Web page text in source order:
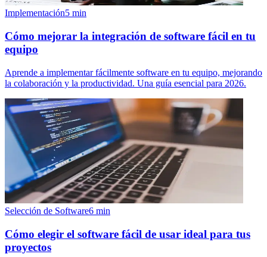
Implementación5 min
Cómo mejorar la integración de software fácil en tu
equipo
Aprende a implementar fácilmente software en tu equipo, mejorando
la colaboración y la productividad. Una guía esencial para 2026.
Selección de Software6 min
Cómo elegir el software fácil de usar ideal para tus
proyectos